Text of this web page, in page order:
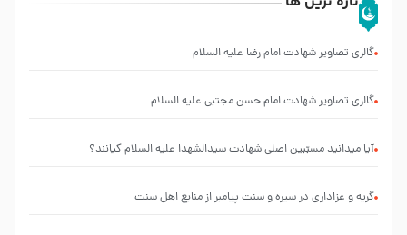
گالری تصاویر شهادت امام رضا علیه السلام
گالری تصاویر شهادت امام حسن مجتبی علیه السلام
آیا میدانید مسبّبین اصلی شهادت سیدالشهدا علیه ‌السلام کیانند؟
گریه و عزاداری در سیره و سنت پیامبر از منابع اهل سنت